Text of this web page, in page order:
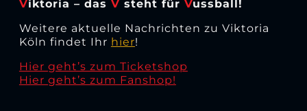
Viktoria – das V steht für Vussball!
Weitere aktuelle Nachrichten zu Viktoria
Köln findet Ihr hier!
Hier geht’s zum Ticketshop
Hier geht’s zum Fanshop!